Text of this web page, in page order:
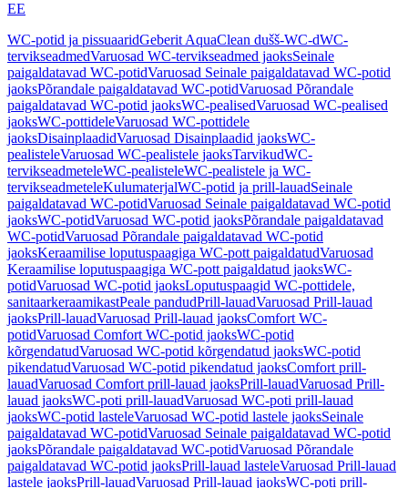
EE
WC-potid ja pissuaaridGeberit AquaClean dušš-WC-dWC-
tervikseadmedVaruosad WC-tervikseadmed jaoksSeinale
paigaldatavad WC-potidVaruosad Seinale paigaldatavad WC-potid
jaoksPõrandale paigaldatavad WC-potidVaruosad Põrandale
paigaldatavad WC-potid jaoksWC-pealisedVaruosad WC-pealised
jaoksWC-pottideleVaruosad WC-pottidele
jaoksDisainplaadidVaruosad Disainplaadid jaoksWC-
pealisteleVaruosad WC-pealistele jaoksTarvikudWC-
tervikseadmeteleWC-pealisteleWC-pealistele ja WC-
tervikseadmeteleKulumaterjalWC-potid ja prill-lauadSeinale
paigaldatavad WC-potidVaruosad Seinale paigaldatavad WC-potid
jaoksWC-potidVaruosad WC-potid jaoksPõrandale paigaldatavad
WC-potidVaruosad Põrandale paigaldatavad WC-potid
jaoksKeraamilise loputuspaagiga WC-pott paigaldatudVaruosad
Keraamilise loputuspaagiga WC-pott paigaldatud jaoksWC-
potidVaruosad WC-potid jaoksLoputuspaagid WC-pottidele,
sanitaarkeraamikastPeale pandudPrill-lauadVaruosad Prill-lauad
jaoksPrill-lauadVaruosad Prill-lauad jaoksComfort WC-
potidVaruosad Comfort WC-potid jaoksWC-potid
kõrgendatudVaruosad WC-potid kõrgendatud jaoksWC-potid
pikendatudVaruosad WC-potid pikendatud jaoksComfort prill-
lauadVaruosad Comfort prill-lauad jaoksPrill-lauadVaruosad Prill-
lauad jaoksWC-poti prill-lauadVaruosad WC-poti prill-lauad
jaoksWC-potid lasteleVaruosad WC-potid lastele jaoksSeinale
paigaldatavad WC-potidVaruosad Seinale paigaldatavad WC-potid
jaoksPõrandale paigaldatavad WC-potidVaruosad Põrandale
paigaldatavad WC-potid jaoksPrill-lauad lasteleVaruosad Prill-lauad
lastele jaoksPrill-lauadVaruosad Prill-lauad jaoksWC-poti prill-